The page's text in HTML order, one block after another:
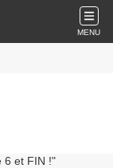
MENU